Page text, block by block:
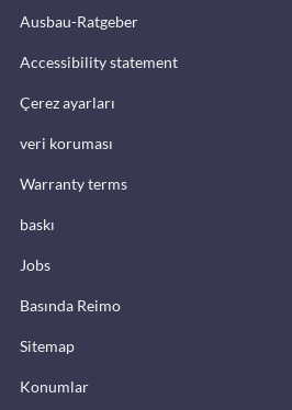
Ausbau-Ratgeber
Accessibility statement
Çerez ayarları
veri koruması
Warranty terms
baskı
Jobs
Basında Reimo
Sitemap
Konumlar